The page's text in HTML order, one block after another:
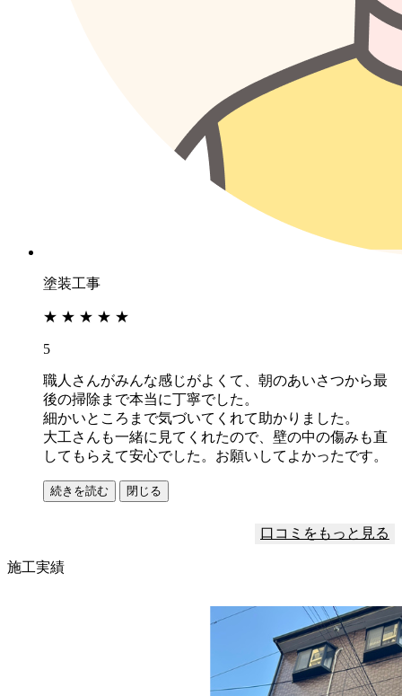
塗装工事
★ ★ ★ ★ ★
5
職人さんがみんな感じがよくて、朝のあいさつから最
後の掃除まで本当に丁寧でした。
細かいところまで気づいてくれて助かりました。
大工さんも一緒に見てくれたので、壁の中の傷みも直
してもらえて安心でした。お願いしてよかったです。
続きを読む 閉じる
口コミをもっと見る
施工実績